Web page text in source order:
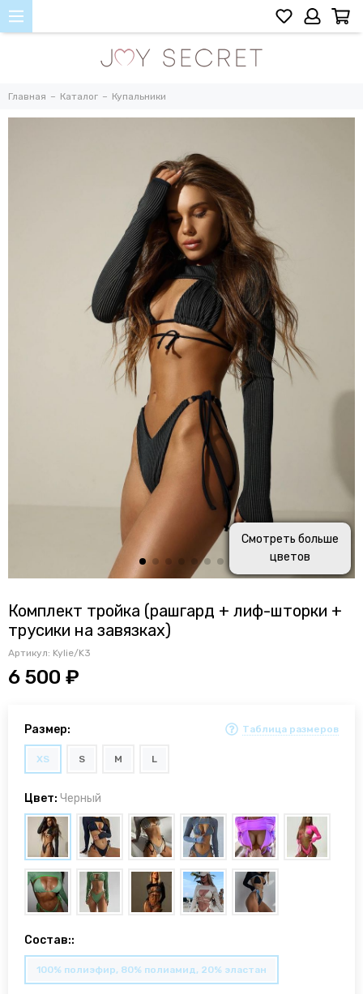
Главная Каталог Купальники
Смотреть больше
цветов
Комплект тройка (рашгард + лиф-шторки +
трусики на завязках)
Артикул: Kylie/K3
6 500 ₽
Размер: Таблица размеров
XS S M L
Цвет: Черный
Состав::
100% полиэфир, 80% полиамид, 20% эластан